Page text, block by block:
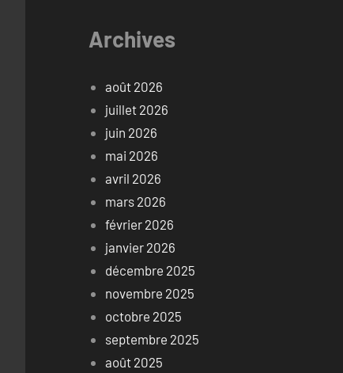
Archives
août 2026
juillet 2026
juin 2026
mai 2026
avril 2026
mars 2026
février 2026
janvier 2026
décembre 2025
novembre 2025
octobre 2025
septembre 2025
août 2025